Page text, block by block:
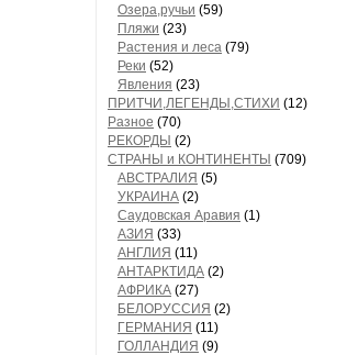
Озера,ручьи (59)
Пляжи (23)
Растения и леса (79)
Реки (52)
Явления (23)
ПРИТЧИ,ЛЕГЕНДЫ,СТИХИ (12)
Разное (70)
РЕКОРДЫ (2)
СТРАНЫ и КОНТИНЕНТЫ (709)
АВСТРАЛИЯ (5)
УКРАИНА (2)
Саудовская Аравия (1)
АЗИЯ (33)
АНГЛИЯ (11)
АНТАРКТИДА (2)
АФРИКА (27)
БЕЛОРУССИЯ (2)
ГЕРМАНИЯ (11)
ГОЛЛАНДИЯ (9)